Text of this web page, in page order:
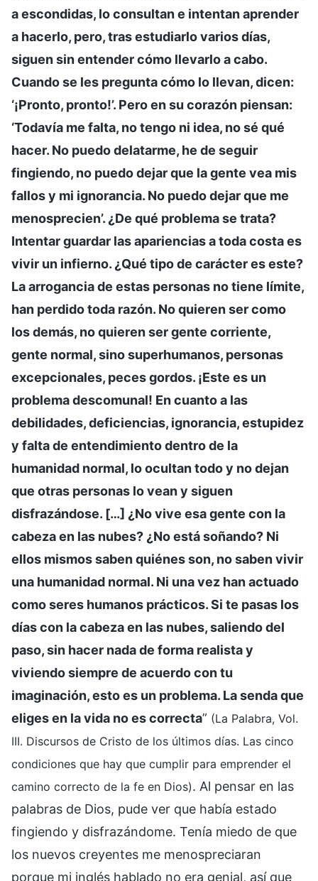
a escondidas, lo consultan e intentan aprender
a hacerlo, pero, tras estudiarlo varios días,
siguen sin entender cómo llevarlo a cabo.
Cuando se les pregunta cómo lo llevan, dicen:
‘¡Pronto, pronto!’. Pero en su corazón piensan:
‘Todavía me falta, no tengo ni idea, no sé qué
hacer. No puedo delatarme, he de seguir
fingiendo, no puedo dejar que la gente vea mis
fallos y mi ignorancia. No puedo dejar que me
menosprecien’. ¿De qué problema se trata?
Intentar guardar las apariencias a toda costa es
vivir un infierno. ¿Qué tipo de carácter es este?
La arrogancia de estas personas no tiene límite,
han perdido toda razón. No quieren ser como
los demás, no quieren ser gente corriente,
gente normal, sino superhumanos, personas
excepcionales, peces gordos. ¡Este es un
problema descomunal! En cuanto a las
debilidades, deficiencias, ignorancia, estupidez
y falta de entendimiento dentro de la
humanidad normal, lo ocultan todo y no dejan
que otras personas lo vean y siguen
disfrazándose. […] ¿No vive esa gente con la
cabeza en las nubes? ¿No está soñando? Ni
ellos mismos saben quiénes son, no saben vivir
una humanidad normal. Ni una vez han actuado
como seres humanos prácticos. Si te pasas los
días con la cabeza en las nubes, saliendo del
paso, sin hacer nada de forma realista y
viviendo siempre de acuerdo con tu
imaginación, esto es un problema. La senda que
eliges en la vida no es correcta” (La Palabra, Vol.
III. Discursos de Cristo de los últimos días. Las cinco
condiciones que hay que cumplir para emprender el
camino correcto de la fe en Dios). Al pensar en las
palabras de Dios, pude ver que había estado
fingiendo y disfrazándome. Tenía miedo de que
los nuevos creyentes me menospreciaran
porque mi inglés hablado no era genial, así que